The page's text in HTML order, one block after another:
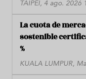
TAIPÉI, 4 ago. 2026
La cuota de
sostenible
%
KUALA LUMPUR,